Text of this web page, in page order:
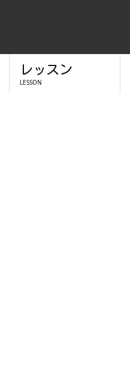
レッスン
LESSON